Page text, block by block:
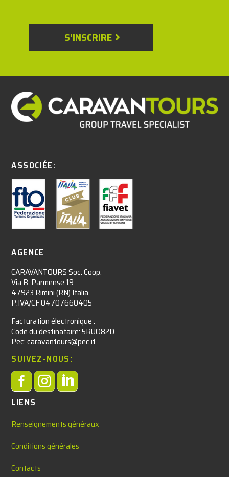
S'INSCRIRE
ASSOCIÉE:
AGENCE
CARAVANTOURS Soc. Coop.
Via B. Parmense 19
47923 Rimini (RN) Italia
P.IVA/CF 04707660405
Facturation électronique :​
Code du destinataire: 5RUO82D
Pec: caravantours@pec.it
SUIVEZ-NOUS:

LIENS
Renseignements généraux
Conditions générales
Contacts